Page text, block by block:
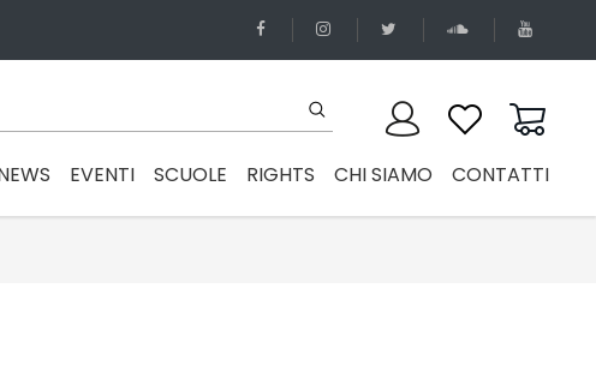
EVENTI SCUOLE RIGHTS CHI SIAMO CONTATTI